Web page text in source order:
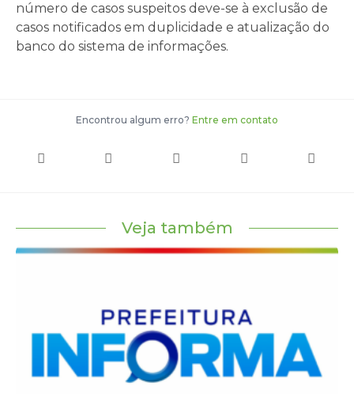
número de casos suspeitos deve-se à exclusão de
casos notificados em duplicidade e atualização do
banco do sistema de informações.
Encontrou algum erro? Entre em contato
Veja também